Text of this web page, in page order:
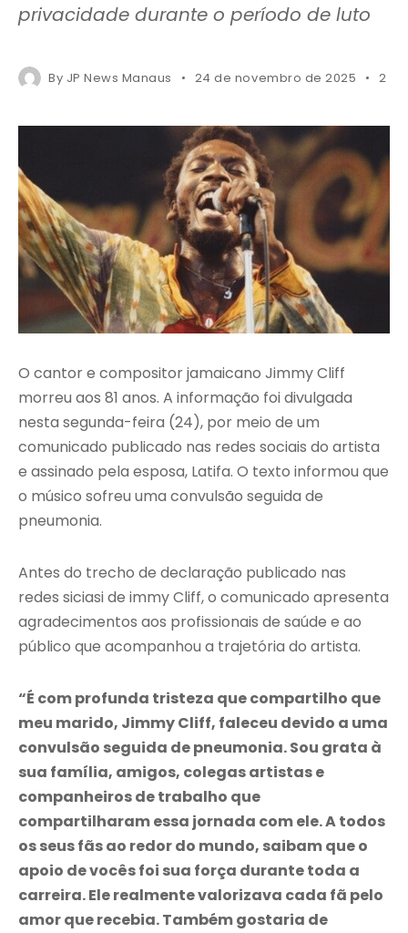
privacidade durante o período de luto
By JP News Manaus 24 de novembro de 2025 2
O cantor e compositor jamaicano Jimmy Cliff
morreu aos 81 anos. A informação foi divulgada
nesta segunda-feira (24), por meio de um
comunicado publicado nas redes sociais do artista
e assinado pela esposa, Latifa. O texto informou que
o músico sofreu uma convulsão seguida de
pneumonia.
Antes do trecho de declaração publicado nas
redes siciasi de immy Cliff, o comunicado apresenta
agradecimentos aos profissionais de saúde e ao
público que acompanhou a trajetória do artista.
“É com profunda tristeza que compartilho que
meu marido, Jimmy Cliff, faleceu devido a uma
convulsão seguida de pneumonia. Sou grata à
sua família, amigos, colegas artistas e
companheiros de trabalho que
compartilharam essa jornada com ele. A todos
os seus fãs ao redor do mundo, saibam que o
apoio de vocês foi sua força durante toda a
carreira. Ele realmente valorizava cada fã pelo
amor que recebia. Também gostaria de